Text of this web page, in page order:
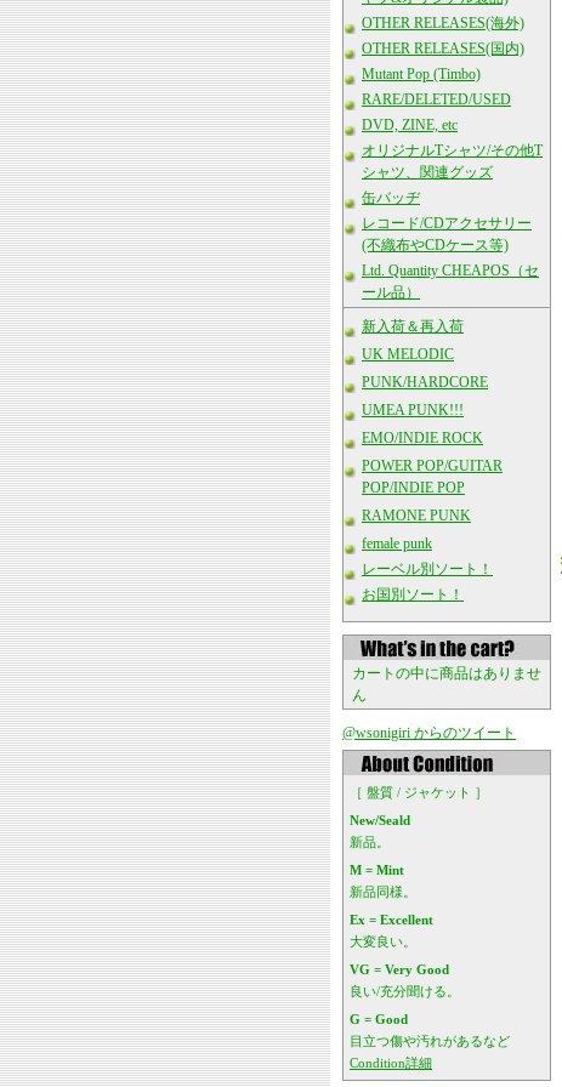
OTHER RELEASES(海外)
OTHER RELEASES(国内)
Mutant Pop (Timbo)
RARE/DELETED/USED
DVD, ZINE, etc
オリジナルTシャツ/その他T
シャツ、関連グッズ
缶バッヂ
レコード/CDアクセサリー
(不織布やCDケース等)
Ltd. Quantity CHEAPOS（セ
ール品）
新入荷＆再入荷
UK MELODIC
PUNK/HARDCORE
UMEA PUNK!!!
EMO/INDIE ROCK
POWER POP/GUITAR
POP/INDIE POP
RAMONE PUNK
female punk
レーベル別ソート！
お国別ソート！
カートの中に商品はありませ
ん
@wsonigiri からのツイート
［ 盤質 / ジャケット ］
New/Seald
新品。
M = Mint
新品同様。
Ex = Excellent
大変良い。
VG = Very Good
良い/充分聞ける。
G = Good
目立つ傷や汚れがあるなど
Condition詳細